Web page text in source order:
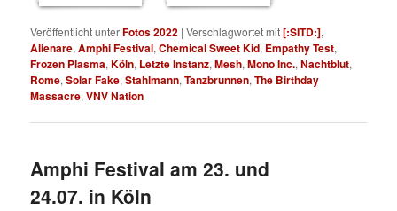
Veröffentlicht unterFotos 2022 |Verschlagwortet mit[:SITD:],
Alienare,Amphi Festival,Chemical Sweet Kid, Empathy Test,
Frozen Plasma,Köln, Letzte Instanz,Mesh,Mono Inc.,Nachtblut,
Rome,Solar Fake,Stahlmann,Tanzbrunnen,The Birthday
Massacre,VNV Nation
Amphi Festival am 23. und
24.07. in Köln